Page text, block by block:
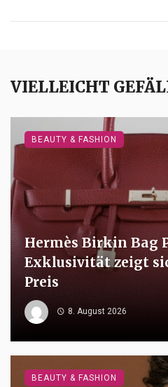
VIELLEICHT
Hermès Birkin Bag
Exklusivität zeigt
Preis
8. August 2026
BEAUTY & FASHION
BEAUTY & FASHION